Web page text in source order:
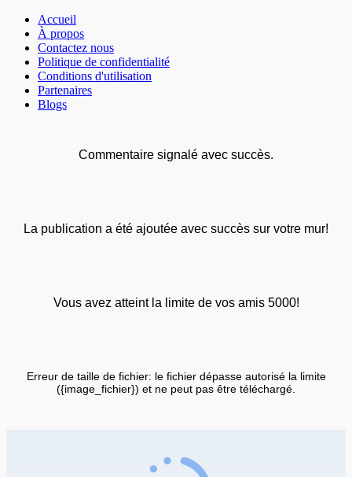
Accueil
À propos
Contactez nous
Politique de confidentialité
Conditions d'utilisation
Partenaires
Blogs
Commentaire signalé avec succès.
La publication a été ajoutée avec succès sur votre mur!
Vous avez atteint la limite de vos amis 5000!
Erreur de taille de fichier: le fichier dépasse autorisé la limite
({image_fichier}) et ne peut pas être téléchargé.